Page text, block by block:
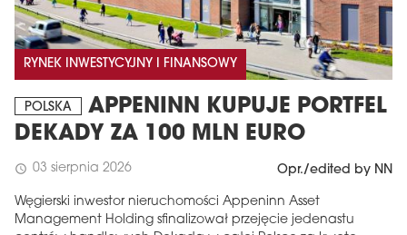
RYNEK INWESTYCYJNY I FINANSOWY
POLSKA
APPENINN KUPUJE PORTFEL
DEKADY ZA 100 MLN EURO
schedule 03 sierpnia 2026 Opr./edited by NN
Węgierski inwestor nieruchomości Appeninn Asset
Management Holding sfinalizował przejęcie jedenastu